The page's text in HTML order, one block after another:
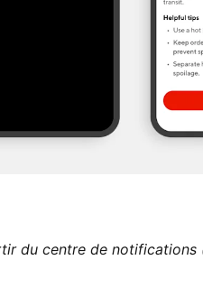
du centre de